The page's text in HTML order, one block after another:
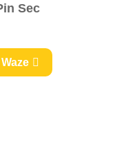
Sec
Waze